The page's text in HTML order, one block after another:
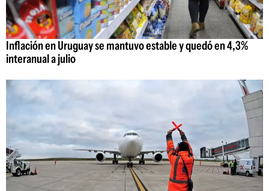
Inflación en Uruguay se mantuvo estable y quedó en 4,3%
interanual a julio